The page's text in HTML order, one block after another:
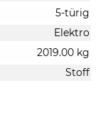
5-türig
Elektro
2019.00 kg
Stoff